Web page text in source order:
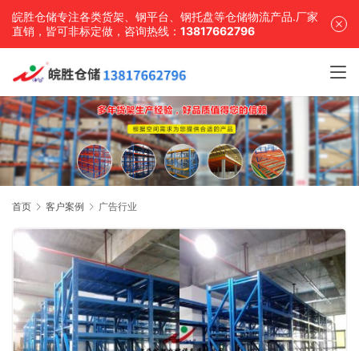
皖胜仓储专注各类货架、钢平台、钢托盘等仓储物流产品.厂家
直销，皆可非标定做，咨询热线： 13817662796
首页 客户案例 广告行业